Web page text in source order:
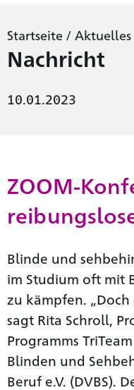
Startseite / Aktuelles
Nachricht
10.01.2023
ZOOM-
Blinde und
im Studium oft mit
zu kämpfen. „Doch
sagt Rita Schroll,
Programms
Blinden und
Beruf e.V. (DVBS).